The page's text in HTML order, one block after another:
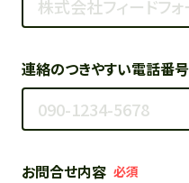
連絡のつきやすい電話番号
お問合せ内容 必須